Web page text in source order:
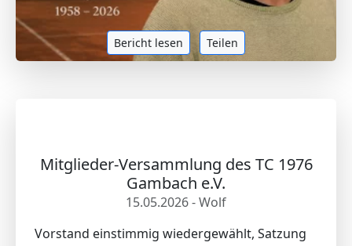
Bericht lesen Teilen
Mitglieder-Versammlung des TC 1976
Gambach e.V.
15.05.2026 - Wolf
Vorstand einstimmig wiedergewählt, Satzung